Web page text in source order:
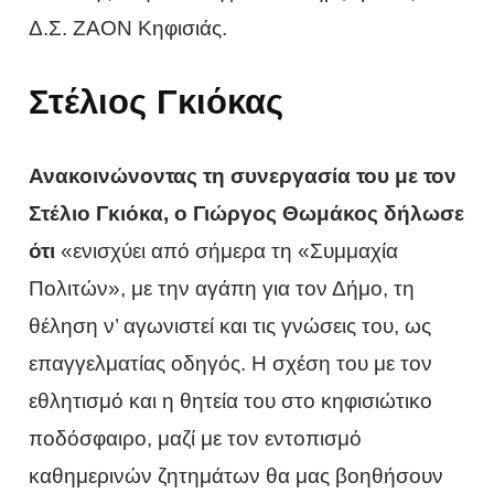
Δ.Σ. ΖΑΟΝ Κηφισιάς.
Στέλιος Γκιόκας
Ανακοινώνοντας τη συνεργασία του με τον
Στέλιο Γκιόκα, ο Γιώργος Θωμάκος δήλωσε
ότι «ενισχύει από σήμερα τη «Συμμαχία
Πολιτών», με την αγάπη για τον Δήμο, τη
θέληση ν’ αγωνιστεί και τις γνώσεις του, ως
επαγγελματίας οδηγός. Η σχέση του με τον
εθλητισμό και η θητεία του στο κηφισιώτικο
ποδόσφαιρο, μαζί με τον εντοπισμό
καθημερινών ζητημάτων θα μας βοηθήσουν